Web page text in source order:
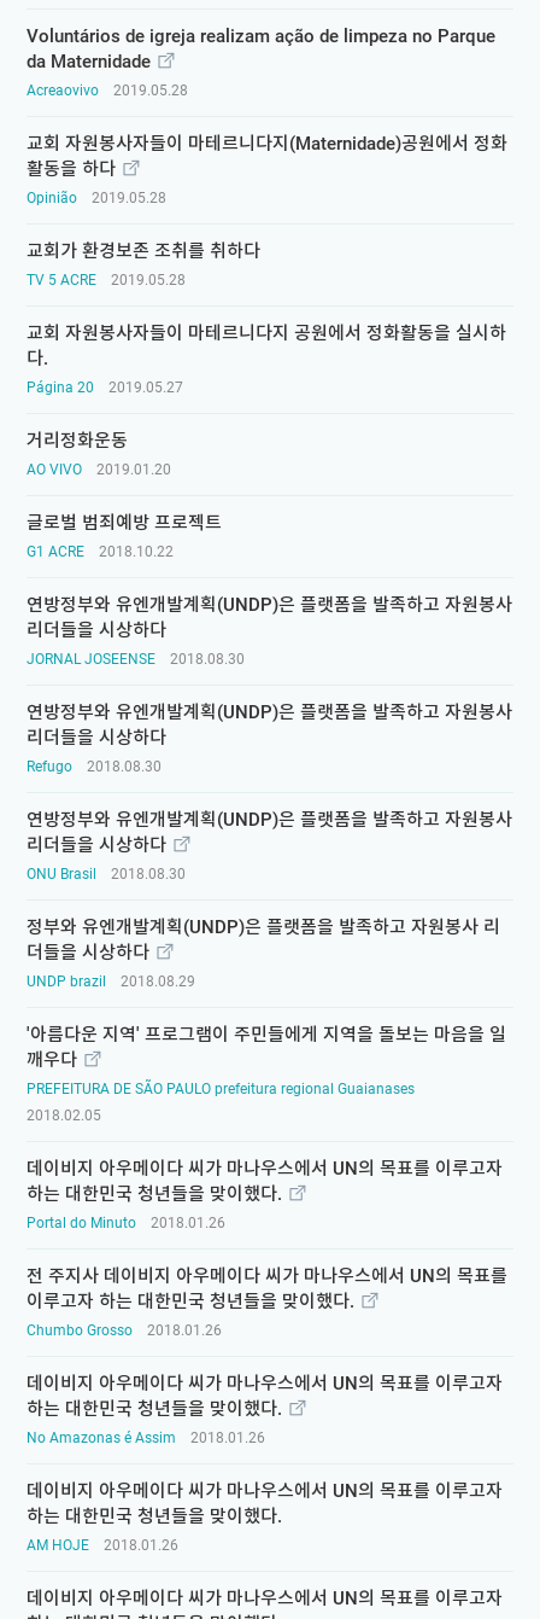
Voluntários de igreja realizam ação de limpeza no Parque
da Maternidade
Acreaovivo 2019.05.28
교회 자원봉사자들이 마테르니다지(Maternidade)공원에서 정화
활동을 하다
Opinião 2019.05.28
교회가 환경보존 조취를 취하다
TV 5 ACRE 2019.05.28
교회 자원봉사자들이 마테르니다지 공원에서 정화활동을 실시하
다.
Página 20 2019.05.27
거리정화운동
AO VIVO 2019.01.20
글로벌 범죄예방 프로젝트
G1 ACRE 2018.10.22
연방정부와 유엔개발계획(UNDP)은 플랫폼을 발족하고 자원봉사
리더들을 시상하다
JORNAL JOSEENSE 2018.08.30
연방정부와 유엔개발계획(UNDP)은 플랫폼을 발족하고 자원봉사
리더들을 시상하다
Refugo 2018.08.30
연방정부와 유엔개발계획(UNDP)은 플랫폼을 발족하고 자원봉사
리더들을 시상하다
ONU Brasil 2018.08.30
정부와 유엔개발계획(UNDP)은 플랫폼을 발족하고 자원봉사 리
더들을 시상하다
UNDP brazil 2018.08.29
'아름다운 지역' 프로그램이 주민들에게 지역을 돌보는 마음을 일
깨우다
PREFEITURA DE SÃO PAULO prefeitura regional Guaianases
2018.02.05
데이비지 아우메이다 씨가 마나우스에서 UN의 목표를 이루고자
하는 대한민국 청년들을 맞이했다.
Portal do Minuto 2018.01.26
전 주지사 데이비지 아우메이다 씨가 마나우스에서 UN의 목표를
이루고자 하는 대한민국 청년들을 맞이했다.
Chumbo Grosso 2018.01.26
데이비지 아우메이다 씨가 마나우스에서 UN의 목표를 이루고자
하는 대한민국 청년들을 맞이했다.
No Amazonas é Assim 2018.01.26
데이비지 아우메이다 씨가 마나우스에서 UN의 목표를 이루고자
하는 대한민국 청년들을 맞이했다.
AM HOJE 2018.01.26
데이비지 아우메이다 씨가 마나우스에서 UN의 목표를 이루고자